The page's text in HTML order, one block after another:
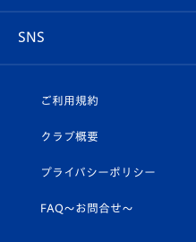
ホームタウン
平和祈念活動
プレイヤーズスイート
店舗情報
U-18
スクール
SNS
ヴィヴィくんインスタグラム
公式LINE＠
ご利用規約
クラブ概要
プライバシーポリシー
FAQ〜お問合せ〜